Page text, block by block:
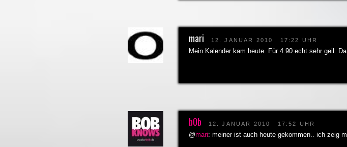
mari 12. JANUAR 2010 17:22 UHR
Mein Kalender kam heute. Für 4.90 echt sehr geil.
b0b 12. JANUAR 2010 17:52 UHR
@mari: meiner ist auch heute gekommen.. ich zeig